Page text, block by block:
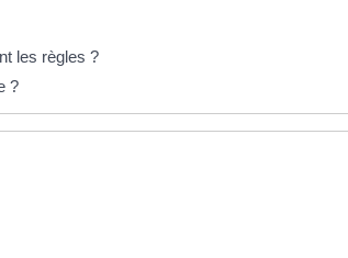
les règles ?
?